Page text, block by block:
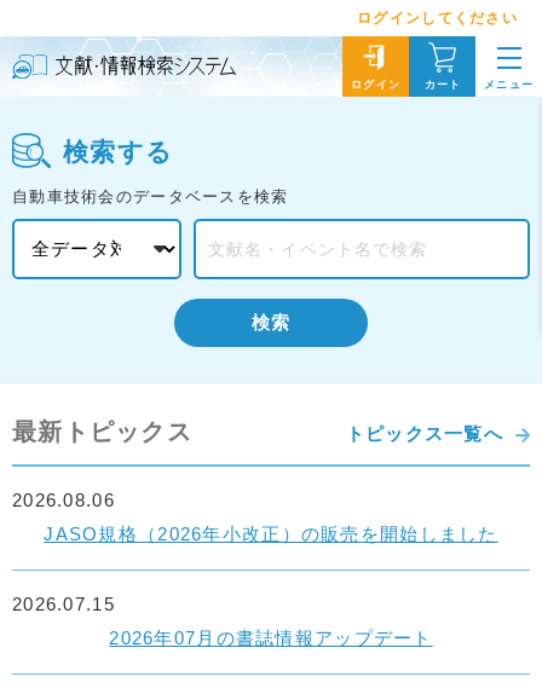
ログインしてください
ログイン カート メニュー
検索する
自動車技術会のデータベースを検索
検索
最新トピックス トピックス一覧へ
JASO規格（2026年小改正）の販売を開始しました
2026.08.06
2026年07月の書誌情報アップデート
2026.07.15